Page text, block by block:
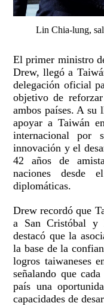
Lin Chia-lung,
El primer ministro
Drew, llegó a
delegación oficial
objetivo de
ambos países. A su
apoyar a Taiwán
internacional por
innovación y el
42 años de
naciones desde
diplomáticas.
Drew recordó que
a San Cristóbal y
destacó que la
la base de la
logros taiwaneses
señalando que
país una
capacidades de